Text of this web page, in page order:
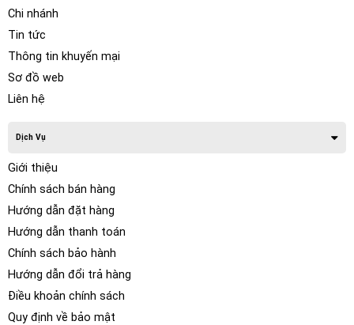
Chi nhánh
Tin tức
Thông tin khuyến mại
Sơ đồ web
Liên hệ
Dịch Vụ
Giới thiệu
Chính sách bán hàng
Hướng dẫn đặt hàng
Hướng dẫn thanh toán
Chính sách bảo hành
Hướng dẫn đổi trả hàng
Điều khoản chính sách
Quy định về bảo mật